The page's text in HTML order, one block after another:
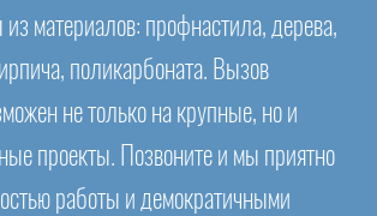
из материалов: профнастила, дерева,
поликарбоната. Вызов
не только на крупные, но и
проекты. Позвоните и мы приятно
работы и демократичными